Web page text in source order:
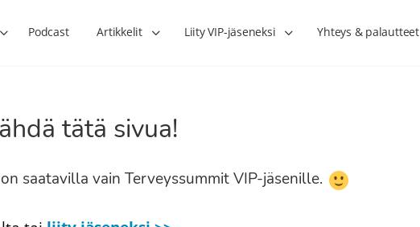
Podcast Artikkelit Liity VIP-jäseneksi Yhteys & palautteet
tätä sivua!
saatavilla vain Terveyssummit VIP-jäsenille.